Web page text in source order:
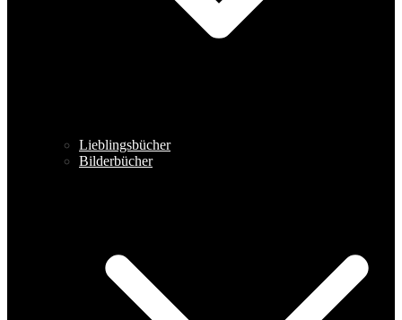
Lieblingsbücher
Bilderbücher